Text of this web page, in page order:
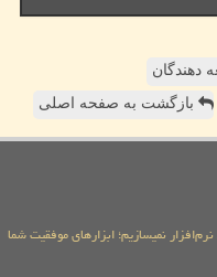
دهندگان
بازگشت به صفحه اصلی
نمیسازیم؛ ابزارهای موفقیت شما